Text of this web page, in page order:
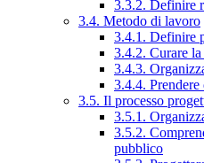
3.3.2. Definire
3.4. Metodo di lavoro
3.4.1. Definire
3.4.2. Curare
3.4.3.
3.4.4. Prendere
3.5. Il processo
3.5.1.
3.5.2.
pubblico